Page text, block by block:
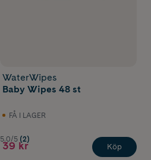
WaterWipes
Baby Wipes 48 st
FÅ I LAGER
5.0/5 (2)
39 kr Köp